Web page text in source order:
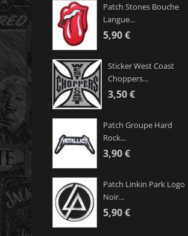
Patch Stones Bouche
Langue...
5,90 €
Sticker West Coast
Choppers...
3,50 €
Patch Groupe Hard
Rock...
3,90 €
Patch Linkin Park Logo
Noir...
5,90 €